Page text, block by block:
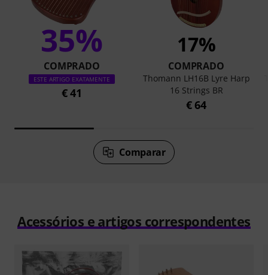
35%
COMPRADO
ESTE ARTIGO EXATAMENTE
€ 41
17%
COMPRADO
Thomann LH16B Lyre Harp
16 Strings BR
€ 64
Comparar
Acessórios e artigos correspondentes